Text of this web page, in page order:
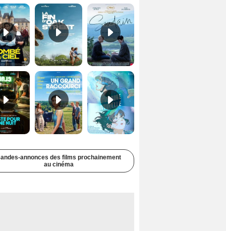
Juste pour une nuit Bande-annonce VO STFR Un grand raccourci Bande-annonce VF Une aube nouvelle Bande-annonce VO STFR
annonces des films prochainement
au cinéma